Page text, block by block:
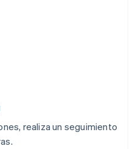
realiza un seguimiento